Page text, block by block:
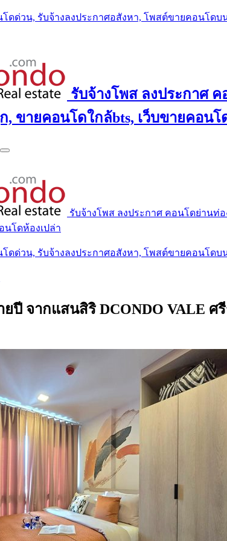
ดด่วน, รับจ้างลงประกาศอสังหา, โพสต์ขายคอนโดบ
รับจ้างโพส ลงประกาศ
, ขายคอนโดใกล้bts, เว็บขายคอน
รับจ้างโพส ลงประกาศ คอนโดย่านท่
โดห้องเปล่า
ดด่วน, รับจ้างลงประกาศอสังหา, โพสต์ขายคอนโดบ
ปี จากแสนสิริ DCONDO VALE